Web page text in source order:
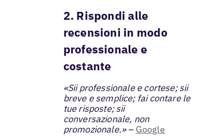
2. Rispondi alle
recensioni in modo
professionale e
costante
«Sii professionale e cortese; sii
breve e semplice; fai contare le
tue risposte; sii
conversazionale, non
promozionale.» – Google